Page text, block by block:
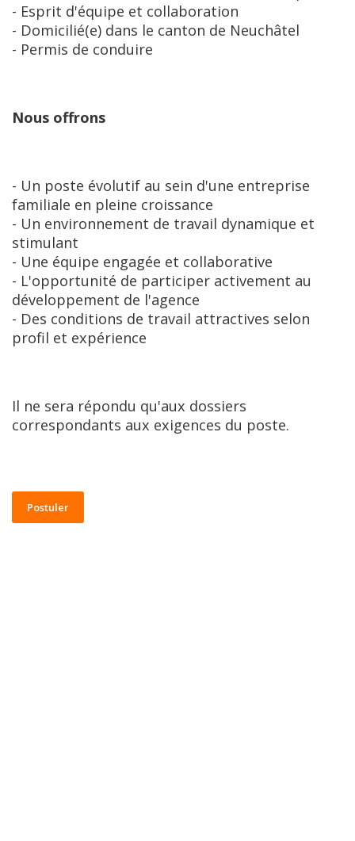
- Esprit d'équipe et collaboration
- Domicilié(e) dans le canton de Neuchâtel
- Permis de conduire
Nous offrons
- Un poste évolutif au sein d'une entreprise
familiale en pleine croissance
- Un environnement de travail dynamique et
stimulant
- Une équipe engagée et collaborative
- L'opportunité de participer activement au
développement de l'agence
- Des conditions de travail attractives selon
profil et expérience
Il ne sera répondu qu'aux dossiers
correspondants aux exigences du poste.
Postuler